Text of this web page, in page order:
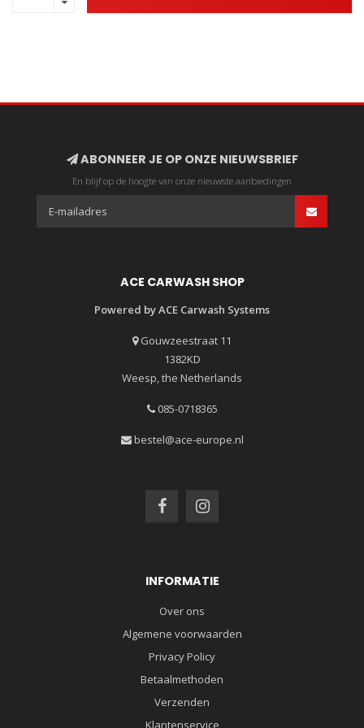
ABONNEER JE OP ONZE NIEUWSBRIEF
En blijf op de hoogte van onze nieuwste aanbiedingen
ACE CARWASH SHOP
Powered by ACE Carwash Systems
Gouwzeestraat 11
1382KD
Weesp, the Netherlands
085-0718365
bestel@ace-europe.nl
INFORMATIE
Over ons
Algemene voorwaarden
Privacy Policy
Betaalmethoden
Verzenden
Klantenservice